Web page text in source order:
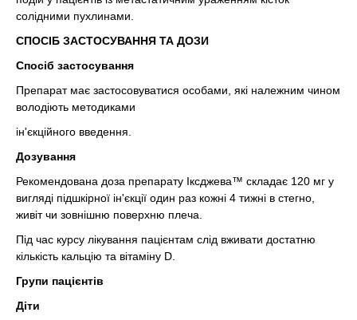
солідними пухлинами.
СПОСІБ ЗАСТОСУВАННЯ ТА ДОЗИ
Спосіб застосування
Препарат має застосовуватися особами, які належним чином
володіють методиками
ін'єкційного введення.
Дозування
Рекомендована доза препарату Іксджева™ складає 120 мг у
вигляді підшкірної ін'єкції один раз кожні 4 тижні в стегно,
живіт чи зовнішню поверхню плеча.
Під час курсу лікування пацієнтам слід вживати достатню
кількість кальцію та вітаміну D.
Групи пацієнтів
Діти